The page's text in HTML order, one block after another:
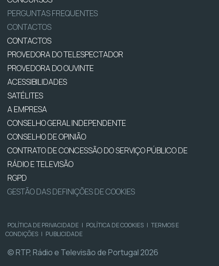
PERGUNTAS FREQUENTES
CONTACTOS
CONTACTOS
PROVEDORA DO TELESPECTADOR
PROVEDORA DO OUVINTE
ACESSIBILIDADES
SATÉLITES
A EMPRESA
CONSELHO GERAL INDEPENDENTE
CONSELHO DE OPINIÃO
CONTRATO DE CONCESSÃO DO SERVIÇO PÚBLICO DE
RÁDIO E TELEVISÃO
RGPD
GESTÃO DAS DEFINIÇÕES DE COOKIES
POLÍTICA DE PRIVACIDADE | POLÍTICA DE COOKIES | TERMOS E
CONDIÇÕES | PUBLICIDADE
© RTP, Rádio e Televisão de Portugal 2026